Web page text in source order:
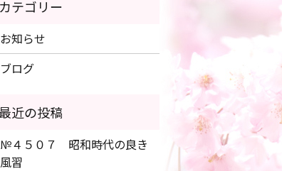
お知らせ
ブログ
№４５０７ 昭和時代の良き
風習